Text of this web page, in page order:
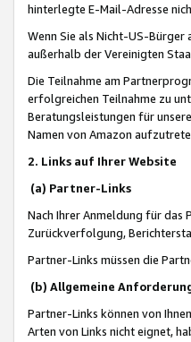
hinterlegte E-Mail-Adresse
Wenn Sie als Nicht-US-Bürger
außerhalb der Vereinigten
Die Teilnahme am
erfolgreichen Teilnahme zu
Beratungsleistungen für
Namen von Amazon
2. Links auf Ihrer Website
(a) Partner-Links
Nach Ihrer Anmeldung für das
Zurückverfolgung,
Partner-Links müssen die
(b) Allgemeine
Partner-Links können von
Arten von Links nicht eignet,